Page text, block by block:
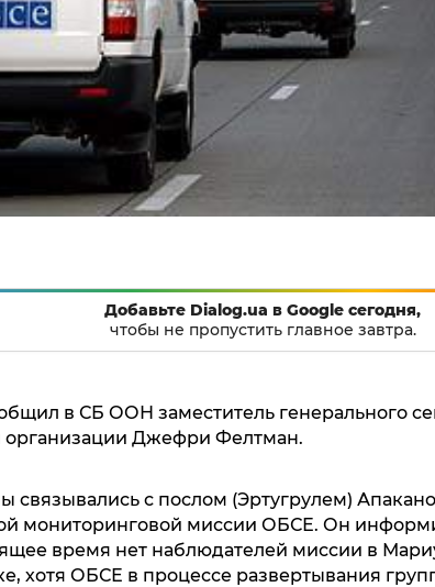
Добавьте Dialog.ua в Google сегодня,
чтобы не пропустить главное завтра.
в СБ ООН заместитель генерального
организации Джефри Фелтман.
связывались с послом (Эртугрулем)
мониторинговой миссии ОБСЕ. Он
время нет наблюдателей миссии в
хотя ОБСЕ в процессе развертывания